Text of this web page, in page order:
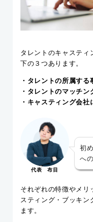
タレントのキャスティ
下の３つあります。
・タレントの所属す
・タレントのマッチン
・キャスティング会社
代表 布目
初
へ
それぞれの特徴やメリ
スティング・ブッキン
ます。